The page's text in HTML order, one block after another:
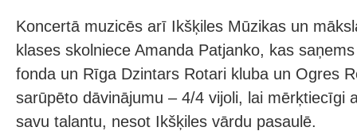
Koncertā muzicēs arī Ikšķiles Mūzikas un
klases skolniece Amanda Patjanko, kas
fonda un Rīga Dzintars Rotari kluba un Ogres
sarūpēto dāvinājumu – 4/4 vijoli, lai mērķtiecīgi
savu talantu, nesot Ikšķiles vārdu pasaulē.